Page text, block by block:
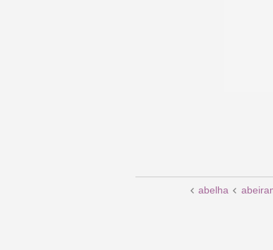
abelha